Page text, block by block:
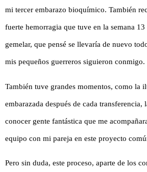
mi tercer embarazo bioquímico. También
fuerte hemorragia que tuve en la semana
gemelar, que pensé se llevaría de nuevo
mis pequeños guerreros siguieron conmigo.
También tuve grandes momentos, como la
embarazada después de cada transferencia,
conocer gente fantástica que me
equipo con mi pareja en este proyecto
Pero sin duda, este proceso, aparte de los